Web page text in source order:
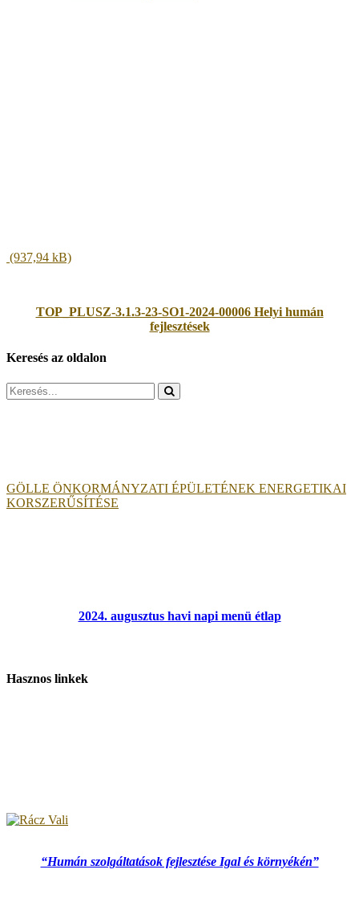
TOP_PLUSZ-3.1.3-23-SO1-2024-00006 Helyi humán
fejlesztések
Keresés az oldalon
Search
for:
GÖLLE ÖNKORMÁNYZATI ÉPÜLETÉNEK ENERGETIKAI
KORSZERŰSÍTÉSE
2024. augusztus havi napi menü étlap
Hasznos linkek
“Humán szolgáltatások fejlesztése Igal és környékén”